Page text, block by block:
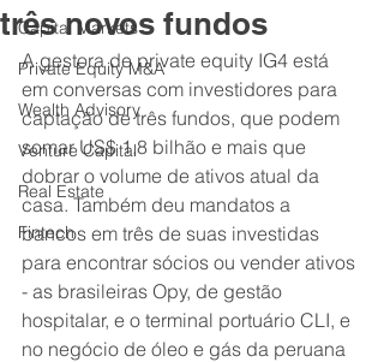
Capital Markets
Private Equity M&A
Wealth Advisory
Venture Capital
Real Estate
Fintech
três novos fundos
A gestora de private equity IG4 está
em conversas com investidores para
captação de três fundos, que podem
somar US$ 1,8 bilhão e mais que
dobrar o volume de ativos atual da
casa. Também deu mandatos a
bancos em três de suas investidas
para encontrar sócios ou vender ativos
- as brasileiras Opy, de gestão
hospitalar, e o terminal portuário CLI, e
no negócio de óleo e gás da peruana